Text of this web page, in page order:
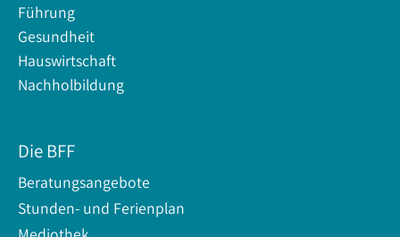
Führung
Gesundheit
Hauswirtschaft
Nachholbildung
Die BFF
Beratungsangebote
Stunden- und Ferienplan